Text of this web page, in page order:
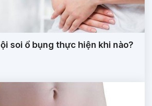
soi ổ bụng thực hiện khi nào?